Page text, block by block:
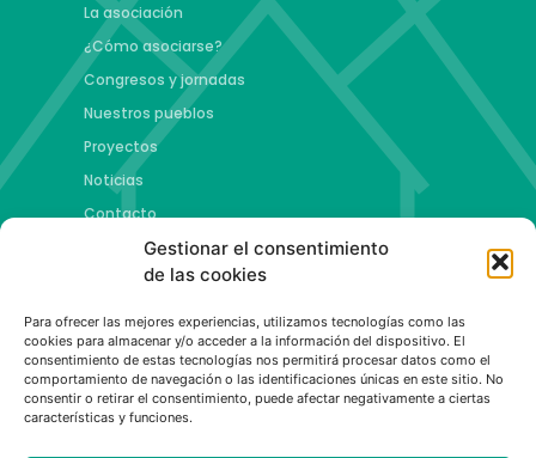
Gestionar el consentimiento
de las cookies
Para ofrecer las mejores experiencias, utilizamos tecnologías como las
cookies para almacenar y/o acceder a la información del dispositivo. El
consentimiento de estas tecnologías nos permitirá procesar datos como el
comportamiento de navegación o las identificaciones únicas en este sitio. No
consentir o retirar el consentimiento, puede afectar negativamente a ciertas
características y funciones.
La asociación
¿Cómo asociarse?
Congresos y jornadas
Nuestros pueblos
Proyectos
Noticias
Contacto
Proyectos
Copa esMontañas
Red de emprendimiento de base tecnológica
Capital Española de las Montañas